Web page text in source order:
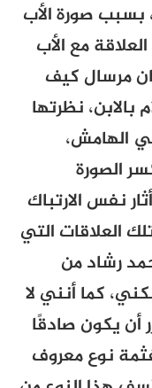
بسبب صورة الأب
مع الأب
مرسال كيف
بالابن، نظرتها
الهامش،
الصورة
نفس الارتباك
العلاقات التي
رشاد من
كما أنني لا
أن يكون صادقًا
نوع معروف